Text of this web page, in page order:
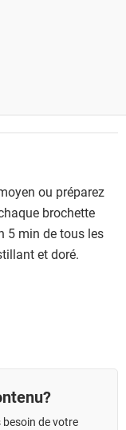
ou préparez
brochette
5 min de tous les
et doré.
de votre